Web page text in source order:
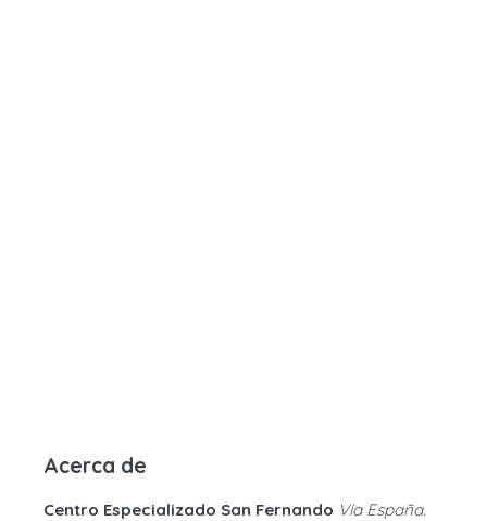
Acerca de
Centro Especializado San Fernando Vía España.